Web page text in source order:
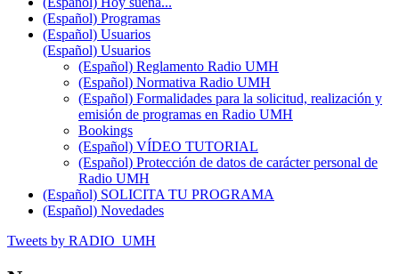
(Español) Programas
(Español) Usuarios
(Español) Usuarios
(Español) Reglamento Radio UMH
(Español) Normativa Radio UMH
(Español) Formalidades para la solicitud, realización y
emisión de programas en Radio UMH
Bookings
(Español) VÍDEO TUTORIAL
(Español) Protección de datos de carácter personal de
Radio UMH
(Español) SOLICITA TU PROGRAMA
(Español) Novedades
Tweets by RADIO_UMH